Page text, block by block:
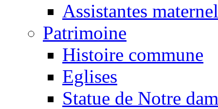
Assistantes
Patrimoine
Histoire commune
Eglises
Statue de Notre